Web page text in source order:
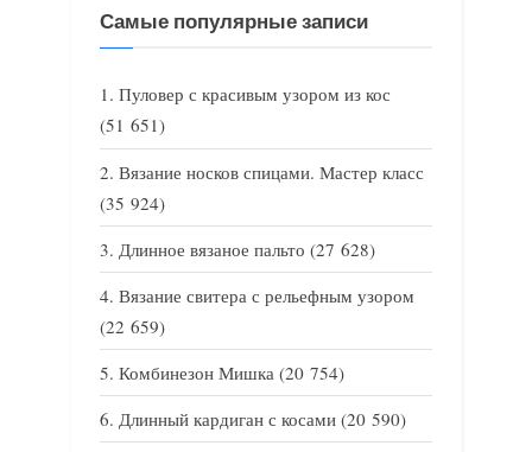
Самые популярные записи
Пуловер с красивым узором из кос
(51 651)
Вязание носков спицами. Мастер класс
(35 924)
Длинное вязаное пальто (27 628)
Вязание свитера с рельефным узором
(22 659)
Комбинезон Мишка (20 754)
Длинный кардиган с косами (20 590)